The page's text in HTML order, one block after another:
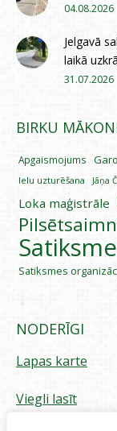
04.08.2026
Jelgavā
laikā
31.07.2026
BIRKU
Apgaismojums
Ielu uzturēšana
Jāņa
Loka maģistrāle
Satiksmes
NODERĪGI
Lapas karte
Viegli lasīt